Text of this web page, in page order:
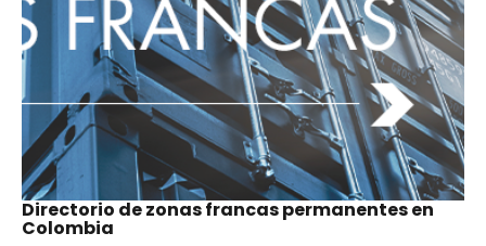
para hacer negocios en Colombia